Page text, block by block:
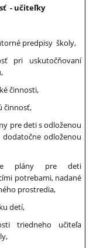
- učiteľky
predpisy školy,
pri uskutočňovaní
činnosti,
činnosť,
pre deti s odloženou
odloženou
plány pre deti
potrebami, nadané
prostredia,
detí,
triedneho učiteľa